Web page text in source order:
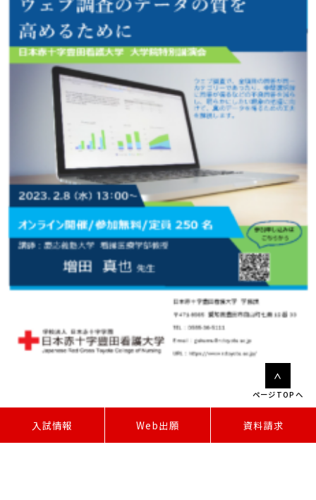
入試情報 Web出願 資料請求
ページTOPへ